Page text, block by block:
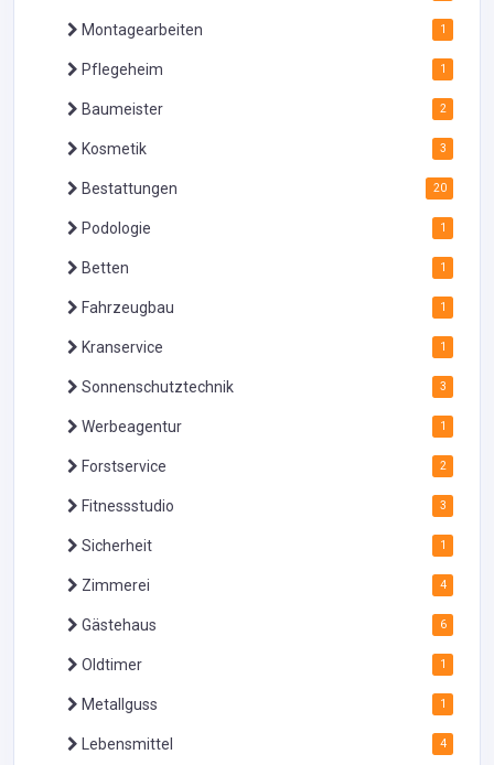
Montagearbeiten 1
Pflegeheim 1
Baumeister 2
Kosmetik 3
Bestattungen 20
Podologie 1
Betten 1
Fahrzeugbau 1
Kranservice 1
Sonnenschutztechnik 3
Werbeagentur 1
Forstservice 2
Fitnessstudio 3
Sicherheit 1
Zimmerei 4
Gästehaus 6
Oldtimer 1
Metallguss 1
Lebensmittel 4